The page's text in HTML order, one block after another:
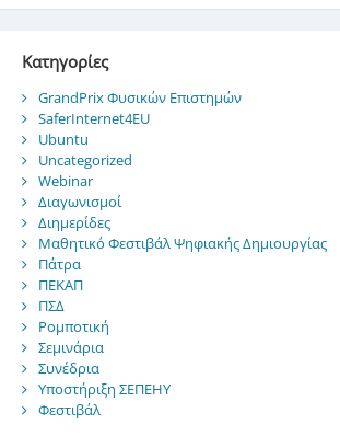
Kατηγορίες
GrandPrix Φυσικών Επιστημών
SaferInternet4EU
Ubuntu
Uncategorized
Webinar
Διαγωνισμοί
Διημερίδες
Μαθητικό Φεστιβάλ Ψηφιακής Δημιουργίας
Πάτρα
ΠΕΚΑΠ
ΠΣΔ
Ρομποτική
Σεμινάρια
Συνέδρια
Υποστήριξη ΣΕΠΕΗΥ
Φεστιβάλ